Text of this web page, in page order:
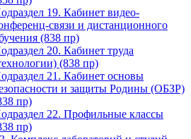
19. Кабинет видео-
связи и дистанционного
(838 пр)
20. Кабинет труда
(838 пр)
21. Кабинет основы
и защиты Родины (ОБЗР)
пр)
22. Профильные классы
пр)